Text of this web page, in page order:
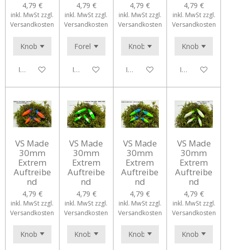
4,79 €
inkl. MwSt zzgl.
Versandkosten
In den Warenkorb
4,79 €
inkl. MwSt zzgl.
Versandkosten
In den Warenkorb
4,79 €
inkl. MwSt zzgl.
Versandkosten
In den Warenkorb
4,79 €
inkl. MwSt zzgl.
Versandkosten
In den
VS Made
30mm
Extrem
Auftreibe
nd
4,79 €
inkl. MwSt zzgl.
Versandkosten
VS Made
30mm
Extrem
Auftreibe
nd
4,79 €
inkl. MwSt zzgl.
Versandkosten
VS Made
30mm
Extrem
Auftreibe
nd
4,79 €
inkl. MwSt zzgl.
Versandkosten
VS Made
30mm
Extrem
Auftreibe
nd
4,79 €
inkl. MwSt zzgl.
Versandkosten